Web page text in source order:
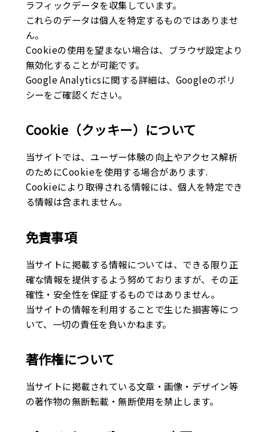
ラフィックデータを収集しています。
これらのデータは個人を特定するものではありませ
ん。
Cookieの使用を望まない場合は、ブラウザ設定より
無効化することが可能です。
Google Analyticsに関する詳細は、Googleのポリ
シーをご確認ください。
Cookie（クッキー）について
当サイトでは、ユーザー体験の向上やアクセス解析
のためにCookieを使用する場合があります.
Cookieにより取得される情報には、個人を特定でき
る情報は含まれません。
免責事項
当サイトに掲載する情報については、できる限り正
確な情報を提供するよう努めておりますが、その正
確性・安全性を保証するものではありません。
当サイトの情報を利用することで生じた損害等につ
いて、一切の責任を負いかねます。
著作権について
当サイトに掲載されている文章・画像・デザイン等
の著作物の無断転載・無断使用を禁止します。